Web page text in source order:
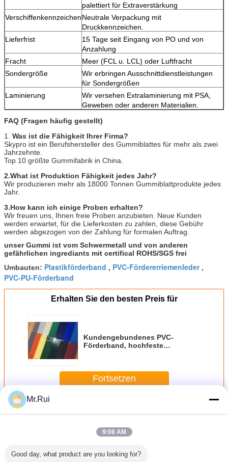
palettiert für Extraverstärkung
VerschiffenkennzeichenNeutrale Verpackung mit
Druckkennzeichen.
Lieferfrist
15 Tage seit Eingang von PO und von
Anzahlung
Fracht
Meer (FCL u. LCL) oder Luftfracht
Sondergröße
Wir erbringen Ausschnittdienstleistungen
für Sondergrößen
Laminierung
Wir versehen Extralaminierung mit PSA,
Geweben oder anderen Materialien.
FAQ (Fragen häufig gestellt)
1. Was ist die Fähigkeit Ihrer Firma?
Skypro ist ein Berufshersteller des Gummiblattes für mehr als zwei
Jahrzehnte.
Top 10 größte Gummifabrik in China.
2.What ist Produktion Fähigkeit jedes Jahr?
Wir produzieren mehr als 18000 Tonnen Gummiblattprodukte jedes
Jahr.
3.How kann ich einige Proben erhalten?
Wir freuen uns, Ihnen freie Proben anzubieten. Neue Kunden
werden erwartet, für die Lieferkosten zu zahlen, diese Gebühr
werden abgezogen von der Zahlung für formalen Auftrag.
unser Gummi ist vom Schwermetall und von anderen
gefährlichen ingrediants mit certifical ROHS/SGS frei
Umbauten: Plastikförderband , PVC-Fördererriemenleder,
PVC-PU-Förderband
Erhalten Sie den besten Preis für
Kundengebundenes PVC-
Förderband, hochfeste
Fortsetzen
Mehr
Mr.Rui
9:08 AM
Good day, what product are you looking for?